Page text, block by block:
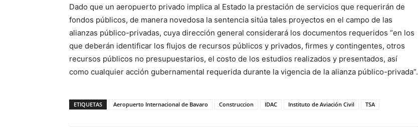
Dado que un aeropuerto privado implica al Estado la prestación de servicios que requerirán de
fondos públicos, de manera novedosa la sentencia sitúa tales proyectos en el campo de las
alianzas público-privadas, cuya dirección general considerará los documentos requeridos “en los
que deberán identificar los flujos de recursos públicos y privados, firmes y contingentes, otros
recursos públicos no presupuestarios, el costo de los estudios realizados y presentados, así
como cualquier acción gubernamental requerida durante la vigencia de la alianza público-privada”.
ETIQUETAS Aeropuerto Internacional de Bavaro Construccion IDAC Instituto de Aviación Civil TSA